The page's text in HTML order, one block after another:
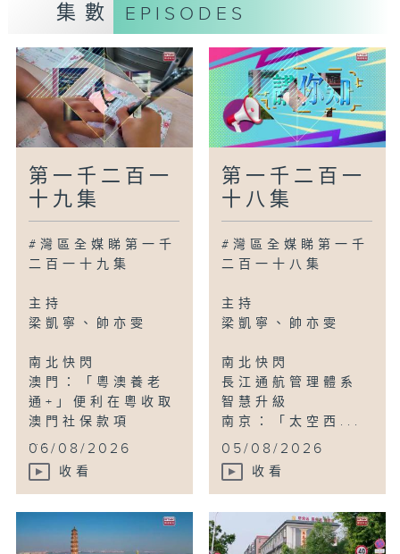
廣州：舉辦第三屆大灣區小動物醫師大會
廣州：成立「咖啡及潮玩」產業聯盟
廣州：認識在海珠濕地新發現的海珠白絲蓋
傘
灣區新里程
深圳：在城市腹地的紅樹林成為全球推介案
珠海：遊艇產業發展進一步擴大
中山：到博物館看清代嶺南工藝珍品
到香港
連雲港：學校舉行集體燒烤活動為學生減壓
講你知
香港：舉辦甘肅省遊學團
鳥瞰神州
泰州：感受溱潼會船獨特魅力
集數 EPISODES
第一千二百一
十九集
#灣區全媒睇第一千
二百一十九集
主持
梁凱寧、帥亦雯
南北快閃
澳門：「粵澳養老
通+」便利在粵收取
澳門社保款項
...
06/08/2026
收看
第一千二百一
十八集
#灣區全媒睇第一千
二百一十八集
主持
梁凱寧、帥亦雯
南北快閃
長江通航管理體系
智慧升級
南京：「太空西...
05/08/2026
收看